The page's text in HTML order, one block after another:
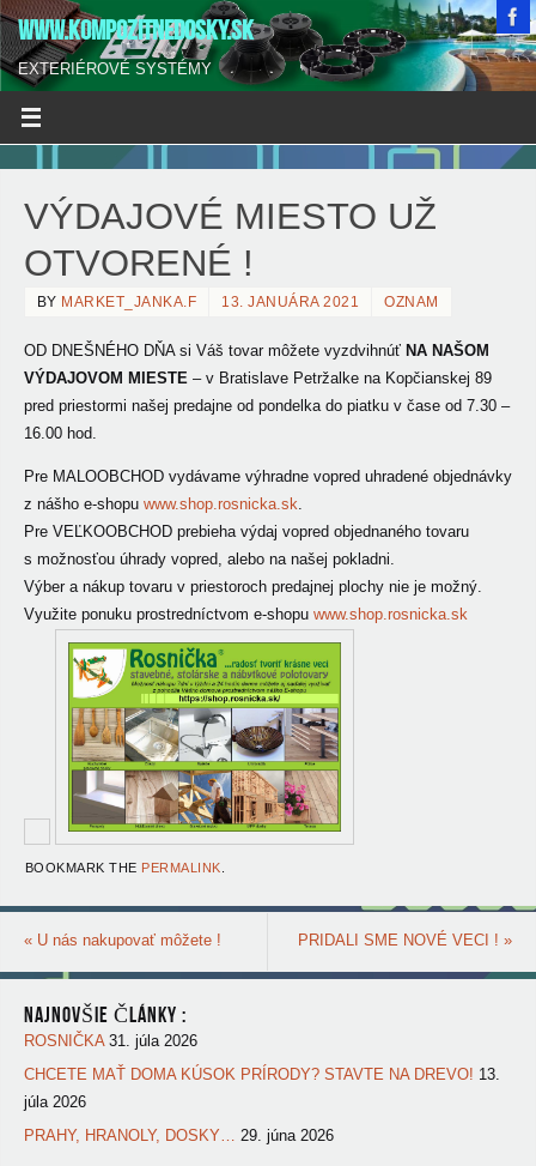
WWW.KOMPOZITNEDOSKY.SK
EXTERIÉROVÉ SYSTÉMY
VÝDAJOVÉ MIESTO UŽ
OTVORENÉ !
BY MARKET_JANKA.F 13. JANUÁRA 2021 OZNAM
OD DNEŠNÉHO DŇA si Váš tovar môžete vyzdvihnúť NA NAŠOM
VÝDAJOVOM MIESTE – v Bratislave Petržalke na Kopčianskej 89
pred priestormi našej predajne od pondelka do piatku v čase od 7.30 –
16.00 hod.
Pre MALOOBCHOD vydávame výhradne vopred uhradené objednávky
z nášho e-shopu www.shop.rosnicka.sk.
Pre VEĽKOOBCHOD prebieha výdaj vopred objednaného tovaru
s možnosťou úhrady vopred, alebo na našej pokladni.
Výber a nákup tovaru v priestoroch predajnej plochy nie je možný.
Využite ponuku prostredníctvom e-shopu www.shop.rosnicka.sk
BOOKMARK THE PERMALINK
«U nás nakupovať môžete ! PRIDALI SME NOVÉ VECI !»
NAJNOVŠIE ČLÁNKY :
ROSNIČKA 31. júla 2026
CHCETE MAŤ DOMA KÚSOK PRÍRODY? STAVTE NA DREVO! 13.
júla 2026
PRAHY, HRANOLY, DOSKY…
29. júna 2026